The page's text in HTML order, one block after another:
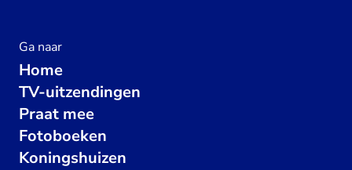
Ga naar
Home
TV-uitzendingen
Praat mee
Fotoboeken
Koningshuizen